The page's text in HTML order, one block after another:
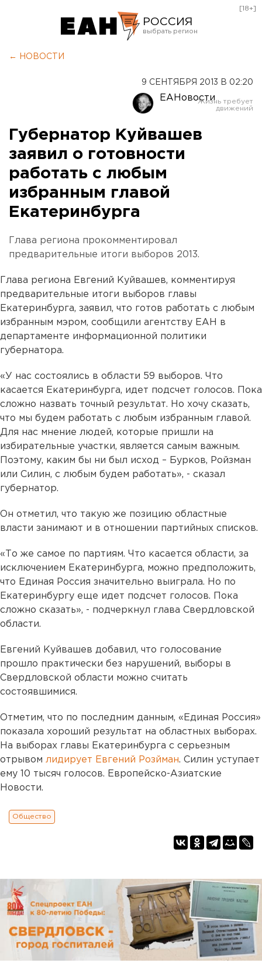
РОССИЯ
Оренбург
[18+]
← НОВОСТИ
9 СЕНТЯБРЯ 2013 В 02:20
ЕАНовости
Губернатор Куйвашев
заявил о готовности
работать с любым
избранным главой
Екатеринбурга
Глава региона прокомментировал
предварительные итоги выборов 2013.
Глава региона Евгений Куйвашев, комментируя
предварительные итоги выборов главы
Екатеринбурга, заявил, что готов работать с любым
избранным мэром, сообщили агентству ЕАН в
департаменте информационной политики
губернатора.
«У нас состоялись в области 59 выборов. Что
касается Екатеринбурга, идет подсчет голосов. Пока
сложно назвать точный результат. Но хочу сказать,
что мы будем работать с любым избранным главой.
Для нас мнение людей, которые пришли на
избирательные участки, является самым важным.
Поэтому, каким бы ни был исход – Бурков, Ройзман
или Силин, с любым будем работать», - сказал
губернатор.
Он отметил, что такую же позицию областные
власти занимают и в отношении партийных списков.
«То же самое по партиям. Что касается области, за
исключением Екатеринбурга, можно предположить,
что Единая Россия значительно выиграла. Но по
Екатеринбургу еще идет подсчет голосов. Пока
сложно сказать», - подчеркнул глава Свердловской
области.
Евгений Куйвашев добавил, что голосование
прошло практически без нарушений, выборы в
Свердловской области можно считать
состоявшимися.
Отметим, что по последним данным, «Единая Россия»
показала хороший результат на областных выборах.
На выборах главы Екатеринбурга с серьезным
отрывом лидирует Евгений Розйман. Силин уступает
ему 10 тысяч голосов. Европейско-Азиатские
Новости.
Общество